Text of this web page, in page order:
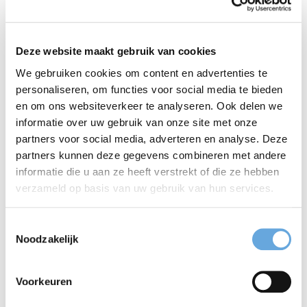
Deze website maakt gebruik van cookies
We gebruiken cookies om content en advertenties te
personaliseren, om functies voor social media te bieden
en om ons websiteverkeer te analyseren. Ook delen we
informatie over uw gebruik van onze site met onze
partners voor social media, adverteren en analyse. Deze
partners kunnen deze gegevens combineren met andere
informatie die u aan ze heeft verstrekt of die ze hebben
verzameld op basis van uw gebruik van hun services.
Noodzakelijk
Voorkeuren
Zoals je ziet zijn eerste drie voorbeelden wel
vergezocht. De lezing van de aan elkaar
geschreven voorbeelden is veel logischer. Bij
Duidelijketaalprijs is de tweede lezing zelfs de enig
mogelijke. Hetzelfde zie je bij woorden als
hogesnelheidstrein, onroerendgoedbelasting,
langetermijnvisie, vrijesectorwoning. Steeds hoort
het eerste woord bij het tweede woord, en dus